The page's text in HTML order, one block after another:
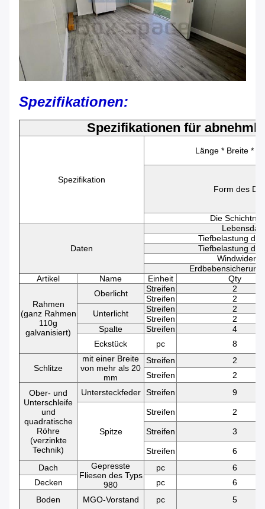
Spezifikationen:
Spezifikationen für
Spezifikation
Länge * Breite *
Form des
Die
Daten
Tiefbelastung
Tiefbelastung
Artikel
Name Einheit Qty
Rahmen
(ganz Rahmen
110g
galvanisiert)
Oberlicht Streifen
2
Streifen
2
Unterlicht
Streifen
2
Streifen
2
Spalte
Streifen
4
Eckstück
pc 8
Schlitze
mit einer Breite
von mehr als 20
mm
Streifen
2
Streifen
2
Ober- und
Unterschleife
und
quadratische
Röhre
(verzinkte
Technik)
Untersteckfeder Streifen 9
Spitze
Streifen 2
Streifen 3
Streifen
6
Dach
Gepresste
Fliesen des Typs
980
pc
6
Decken
pc
6
Boden
MGO-Vorstand pc
5